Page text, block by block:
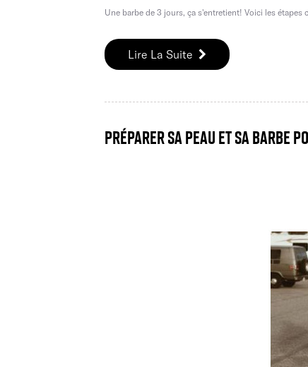
Une barbe de 3 jours, ça s'entretient! Voici les étapes
Lire La Suite
Préparer sa peau et sa barbe